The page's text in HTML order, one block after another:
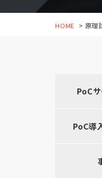
HOME 原理
PoC
PoC導